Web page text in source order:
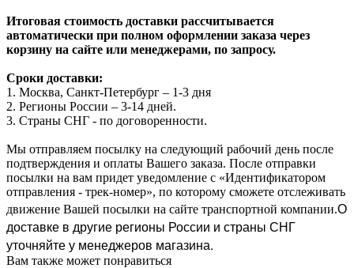
Итоговая стоимость доставки рассчитывается
автоматически при полном оформлении заказа через
корзину на сайте или менеджерами, по запросу.
Сроки доставки:
1. Москва, Санкт-Петербург – 1-3 дня
2. Регионы России – 3-14 дней.​
3. Страны СНГ - по договоренности.
Мы отправляем посылку на следующий рабочий день после
подтверждения и оплаты Вашего заказа. После отправки
посылки на вам придет уведомление с «Идентификатором
отправления - трек-номер», по которому сможете отслеживать
движение Вашей посылки на сайте транспортной компании.О
доставке в другие регионы России и страны СНГ
уточняйте у менеджеров магазина.
Вам также может понравиться